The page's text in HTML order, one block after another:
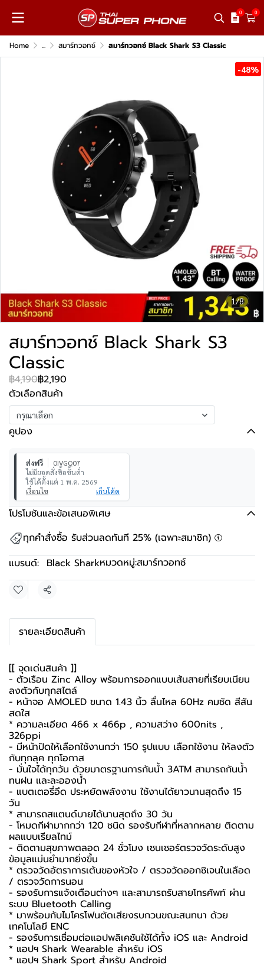
0 0
Home ... สมาร์ทวอทช์ สมาร์ทวอทช์ Black Shark S3 Classic
1/8
-48%
สมาร์ทวอทช์ Black Shark S3
Classic
฿4,190฿2,190
ตัวเลือกสินค้า
กรุณาเลือก
คูปอง
ส่งฟรี
0IVGQ07
ไม่มียอดสั่งซื้อขั้นต่ำ
ใช้ได้ตั้งแต่ 1 พ.ค. 2569
เงื่อนไข
เก็บโค้ด
โปรโมชันและข้อเสนอพิเศษ
ทุกคำสั่งซื้อ รับส่วนลดทันที 25% (เฉพาะสมาชิก)
แบรนด์: Black Sharkหมวดหมู่:สมาร์ทวอทช์
แชร์
รายละเอียดสินค้า
[[ จุดเด่นสินค้า ]]
- ตัวเรือน Zinc Alloy พร้อมการออกแบบเส้นสายที่เรียบเนียน
ลงตัวกับทุกสไตล์
- หน้าจอ AMOLED ขนาด 1.43 นิ้ว ลื่นไหล 60Hz คมชัด สีสัน
สดใส
* ความละเอียด 466 x 466p , ความสว่าง 600nits ,
326ppi
- มีหน้าปัดให้เลือกใช้งานกว่า 150 รูปแบบ เลือกใช้งาน ให้ลงตัว
กับทุกลุค ทุกโอกาส
- มั่นใจได้ทุกวัน ด้วยมาตรฐานการกันน้ำ 3ATM สามารถกันน้ำ
ทนฝน และละอองน้ำ
- แบตเตอรี่อึด ประหยัดพลังงาน ใช้งานได้ยาวนานสุดถึง 15
วัน
* สามารถสแตนด์บายได้นานสุดถึง 30 วัน
- โหมดกีฬามากกว่า 120 ชนิด รองรับกีฬาที่หลากหลาย ติดตาม
ผลแบบเรียลไทม์
- ติดตามสุขภาพตลอด 24 ชั่วโมง เซนเซอร์ตรวจวัดระดับสูง
ข้อมูลแม่นยำมากยิ่งขึ้น
* ตรวจวัดอัตราการเต้นของหัวใจ / ตรวจวัดออกซิเจนในเลือด
/ ตรวจวัดการนอน
- รองรับการแจ้งเตือนต่างๆ และสามารถรับสายโทรศัพท์ ผ่าน
ระบบ Bluetooth Calling
* มาพร้อมกับไมโครโฟนตัดเสียงรบกวนขณะสนทนา ด้วย
เทคโนโลยี ENC
- รองรับการเชื่อมต่อแอปพลิเคชันใช้ได้ทั้ง iOS และ Android
* แอปฯ Shark Wearable สำหรับ iOS
* แอปฯ Shark Sport สำหรับ Android